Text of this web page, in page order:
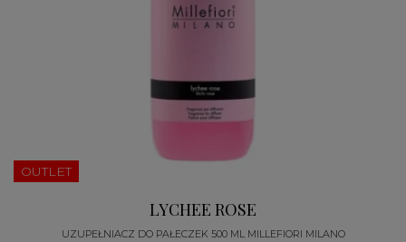
OUTLET
LYCHEE ROSE
UZUPEŁNIACZ DO PAŁECZEK 500 ML MILLEFIORI MILANO